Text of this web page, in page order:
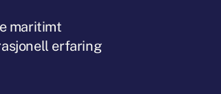
anleggsarbeid. Vi
maritimt
erfaring